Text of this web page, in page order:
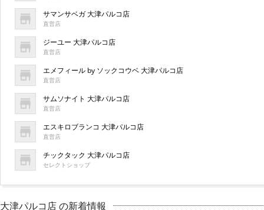
サマンサベガ 大津パルコ店
直営店
ジーユー 大津パルコ店
直営店
エメフィール by ソックコウベ 大津パルコ店
直営店
サムソナイト 大津パルコ店
直営店
エスキロブランコ 大津パルコ店
直営店
チックタック 大津パルコ店
セレクトショップ
大津パルコ店 の新着情報